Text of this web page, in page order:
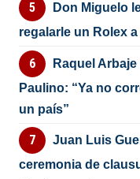
Don Miguelo
regalarle un Rolex
Raquel
Paulino: “Ya no
un país”
Juan Luis
ceremonia de